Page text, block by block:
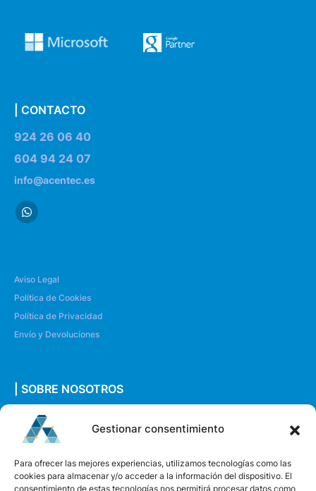
Gestionar consentimiento
Para ofrecer las mejores experiencias, utilizamos tecnologías como las
cookies para almacenar y/o acceder a la información del dispositivo. El
consentimiento de estas tecnologías nos permitirá procesar datos como
| CONTACTO
924 26 06 40
604 94 24 07
info@acentec.es
Aviso Legal
Política de Cookies
Política de Privacidad
Envío y Devoluciones
| SOBRE NOSOTROS
Quiénes somos
Envíanos un mensaje